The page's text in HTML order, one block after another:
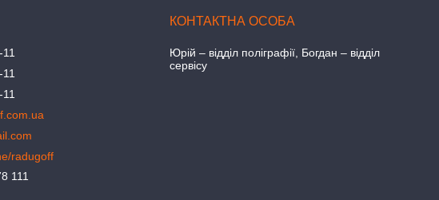
radugoff
111
Юрій – відділ поліграфії, Богдан – відділ
сервісу